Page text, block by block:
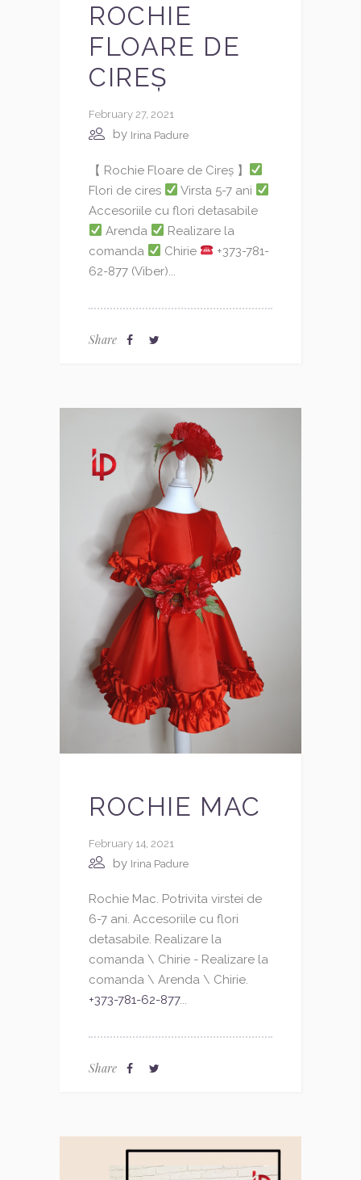
ROCHIE
FLOARE DE
CIREȘ
February 27, 2021
by Irina Padure
【 Rochie Floare de Cireș 】
Flori de cires
Virsta 5-7 ani
Accesoriile cu flori detasabile
Arenda
Realizare la
comanda
Chirie
+373-781-
62-877 (Viber)...
Share
ROCHIE MAC
February 14, 2021
by Irina Padure
Rochie Mac. Potrivita virstei de
6-7 ani. Accesoriile cu flori
detasabile. Realizare la
comanda \ Chirie - Realizare la
comanda \ Arenda \ Chirie.
+373-781-62-877...
Share